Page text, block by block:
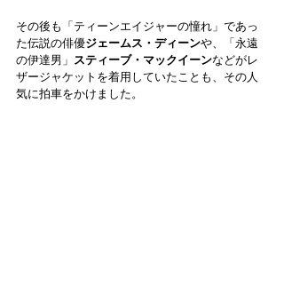
その後も「ティーンエイジャーの憧れ」であっ
た伝説の俳優ジェームス・ディーンや、「永遠
の伊達男」 スティーブ・マックイーンなどがレ
ザージャケットを着用していたことも、その人
気に拍車をかけました。